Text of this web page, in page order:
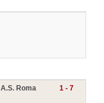
A.S. Roma 1 - 7